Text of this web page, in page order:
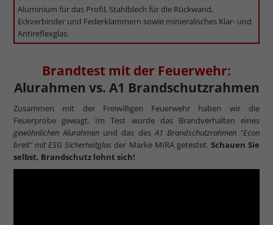
Aluminium für das Profil, Stahlblech für die Rückwand,
Eckverbinder und Federklammern sowie minieralisches Klar- und
Antireflexglas.
Brandtest mit der Feuerwehr:
Alurahmen vs. A1 Brandschutzrahmen
Zusammen mit der Freiwilligen Feuerwehr haben wir die
Feuerprobe gewagt. Im Test wurde das Brandverhalten eines
gewöhnlichen Alurahmen und das desA1 Brandschutzrahmen "Econ
breit" mit ESG Sicherheitglas der Marke MIRA getestet. Schauen Sie
selbst, Brandschutz lohnt sich!